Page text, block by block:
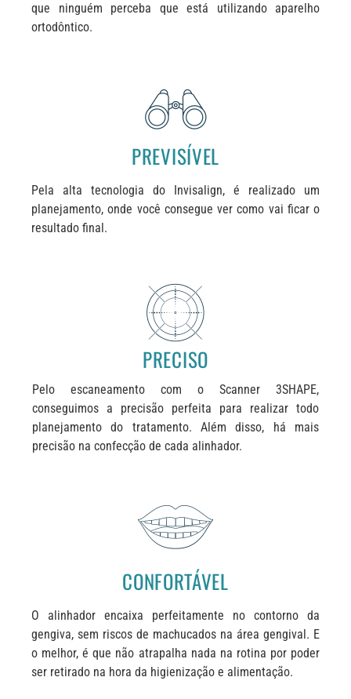
que ninguém perceba que está utilizando aparelho
ortodôntico.
PREVISÍVEL
Pela alta tecnologia do Invisalign, é realizado um
planejamento, onde você consegue ver como vai ficar o
resultado final.
PRECISO
Pelo escaneamento com o Scanner 3SHAPE,
conseguimos a precisão perfeita para realizar todo
planejamento do tratamento. Além disso, há mais
precisão na confecção de cada alinhador.
CONFORTÁVEL
O alinhador encaixa perfeitamente no contorno da
gengiva, sem riscos de machucados na área gengival. E
o melhor, é que não atrapalha nada na rotina por poder
ser retirado na hora da higienização e alimentação.